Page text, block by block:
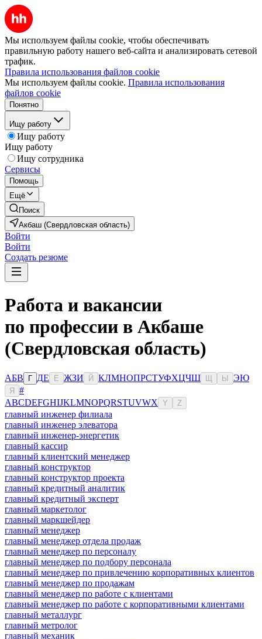
Мы используем файлы cookie, чтобы обеспечивать
правильную работу нашего веб-сайта и анализировать сетевой
трафик.
Правила использования файлов cookie
Мы используем файлы cookie. Правила использования
файлов cookie
Понятно
Ищу работу
Ищу работу
Ищу работу
Ищу сотрудника
Сервисы
Помощь
Ещё
Поиск
Акбаш (Свердловская область)
Войти
Войти
Создать резюме
Работа и вакансии
по профессии в Акбаше
(Свердловская область)
АБВ Г ДЕ Ё ЖЗИ Й КЛМНОПРСТУФХЦЧШ Ы ЭЮ
Я
#
ABCDEFGHIJKLMNOPQRSTUVWX Y Z
главный инженер филиала
главный инженер элеватора
главный инженер-энергетик
главный кассир
главный клиентский менеджер
главный конструктор
главный конструктор проекта
главный кредитный аналитик
главный кредитный эксперт
главный маркетолог
главный маркшейдер
главный менеджер
главный менеджер отдела продаж
главный менеджер по персоналу
главный менеджер по подбору персонала
главный менеджер по привлечению корпоративных клиентов
главный менеджер по продажам
главный менеджер по работе с клиентами
главный менеджер по работе с корпоративными клиентами
главный металлург
главный метролог
главный механик